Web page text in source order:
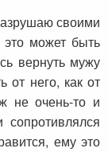
своими
может быть
вернуть мужу
от него, как от
не очень-то и
ему это